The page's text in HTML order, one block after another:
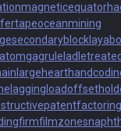
magneticequator
oceanmining
secondaryblock
gagrule
largeheart
laggingload
filmzones